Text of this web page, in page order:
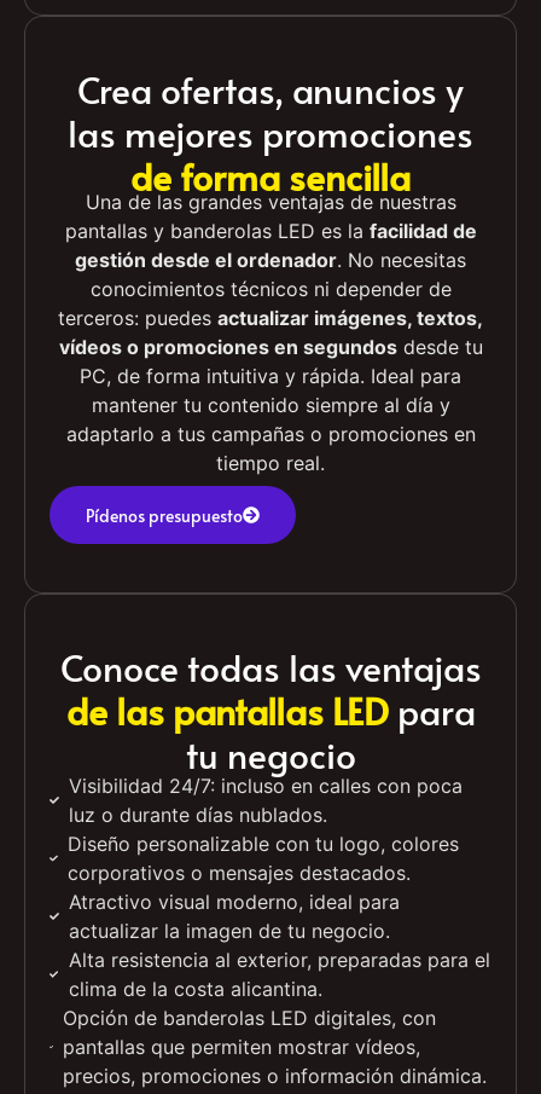
Crea ofertas, anuncios y
las mejores promociones
de forma sencilla
Una de las grandes ventajas de nuestras
pantallas y banderolas LED es lafacilidad de
gestión desde el ordenador. No necesitas
conocimientos técnicos ni depender de
terceros: puedesactualizar imágenes, textos,
vídeos o promociones en segundosdesde tu
PC, de forma intuitiva y rápida. Ideal para
mantener tu contenido siempre al día y
adaptarlo a tus campañas o promociones en
tiempo real.
Conoce todas las ventajas
de las pantallas LEDpara
tu negocio
Visibilidad 24/7: incluso en calles con poca
luz o durante días nublados.
Diseño personalizable con tu logo, colores
corporativos o mensajes destacados.
Atractivo visual moderno, ideal para
actualizar la imagen de tu negocio.
Alta resistencia al exterior, preparadas para el
clima de la costa alicantina.
Opción de banderolas LED digitales, con